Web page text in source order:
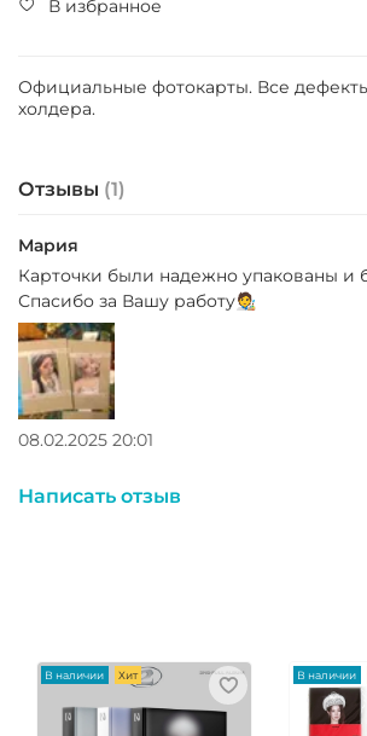
В избранное
Официальные фотокарты. Все
холдера.
Отзывы (1)
Мария
Карточки были надежно упакованы и
Спасибо за Вашу работу🧑‍🎨
08.02.2025 20:01
Написать отзыв
В наличии Хит В наличии